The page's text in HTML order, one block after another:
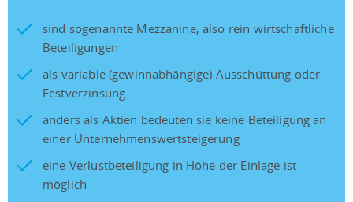
sind sogenannte Mezzanine, also rein wirtschaftliche
Beteiligungen
als variable (gewinnabhängige) Ausschüttung oder
Festverzinsung
anders als Aktien bedeuten sie keine Beteiligung an
einer Unternehmenswertsteigerung
eine Verlustbeteiligung in Höhe der Einlage ist
möglich